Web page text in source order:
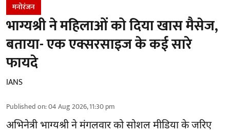
मनोरंजन
भाग्यश्री ने महिलाओं को दिया खास मैसेज,
बताया- एक एक्सरसाइज के कई सारे
फायदे
IANS
Published on:04 Aug 2026, 11:30 pm
अभिनेत्री भाग्यश्री ने मंगलवार को सोशल मीडिया के जरिए